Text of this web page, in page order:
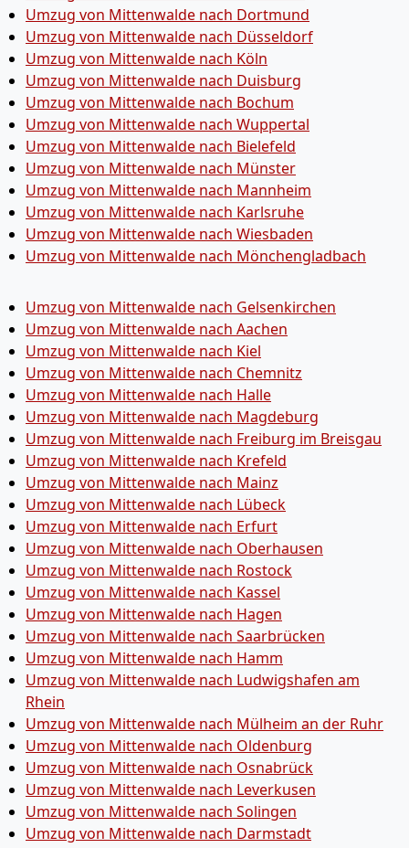
Umzug von Mittenwalde nach Dortmund
Umzug von Mittenwalde nach Düsseldorf
Umzug von Mittenwalde nach Köln
Umzug von Mittenwalde nach Duisburg
Umzug von Mittenwalde nach Bochum
Umzug von Mittenwalde nach Wuppertal
Umzug von Mittenwalde nach Bielefeld
Umzug von Mittenwalde nach Münster
Umzug von Mittenwalde nach Mannheim
Umzug von Mittenwalde nach Karlsruhe
Umzug von Mittenwalde nach Wiesbaden
Umzug von Mittenwalde nach Mönchen­gladbach
Umzug von Mittenwalde nach Gelsenkirchen
Umzug von Mittenwalde nach Aachen
Umzug von Mittenwalde nach Kiel
Umzug von Mittenwalde nach Chemnitz
Umzug von Mittenwalde nach Halle
Umzug von Mittenwalde nach Magdeburg
Umzug von Mittenwalde nach Freiburg im Breisgau
Umzug von Mittenwalde nach Krefeld
Umzug von Mittenwalde nach Mainz
Umzug von Mittenwalde nach Lübeck
Umzug von Mittenwalde nach Erfurt
Umzug von Mittenwalde nach Oberhausen
Umzug von Mittenwalde nach Rostock
Umzug von Mittenwalde nach Kassel
Umzug von Mittenwalde nach Hagen
Umzug von Mittenwalde nach Saarbrücken
Umzug von Mittenwalde nach Hamm
Umzug von Mittenwalde nach Ludwigshafen am
Rhein
Umzug von Mittenwalde nach Mülheim an der Ruhr
Umzug von Mittenwalde nach Oldenburg
Umzug von Mittenwalde nach Osnabrück
Umzug von Mittenwalde nach Leverkusen
Umzug von Mittenwalde nach Solingen
Umzug von Mittenwalde nach Darmstadt